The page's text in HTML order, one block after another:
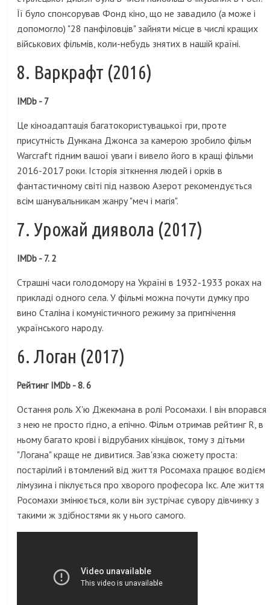
Її було спонсорував Фонд кіно, що не завадило (а може і
допомогло) "28 панфіловців" зайняти місце в числі кращих
військових фільмів, коли-небудь знятих в нашій країні.
8. Варкрафт (2016)
IMDb - 7
Це кіноадаптація багатокористувацької гри, проте
присутність Дункана Джонса за камерою зробило фільм
Warcraft гідним вашої уваги і вивело його в кращі фільми
2016-2017 роки. Історія зіткнення людей і орків в
фантастичному світі під назвою Азерот рекомендується
всім шанувальникам жанру "меч і магія".
7. Урожай диявола (2017)
IMDb - 7. 2
Страшні часи голодомору на Україні в 1932-1933 роках на
прикладі одного села. У фільмі можна почути думку про
вино Сталіна і комуністичного режиму за пригнічення
українського народу.
6. Логан (2017)
Рейтинг IMDb - 8. 6
Остання роль Х'ю Джекмана в ролі Росомахи. І він впорався
з нею не просто гідно, а епічно. Фільм отримав рейтинг R, в
ньому багато крові і відрубаних кінцівок, тому з дітьми
"Логана" краще не дивитися. Зав'язка сюжету проста:
постарілий і втомлений від життя Росомаха працює водієм
лімузина і піклується про хворого професора Ікс. Але життя
Росомахи змінюється, коли він зустрічає сувору дівчинку з
такими ж здібностями як у нього самого.